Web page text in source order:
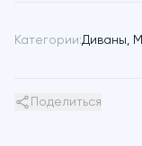
Категории:Диваны,
Поделиться